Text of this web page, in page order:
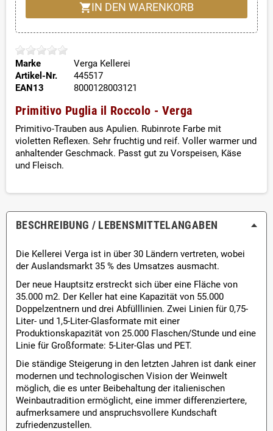
shopping_cart IN DEN WARENKORB
Marke
Verga Kellerei
Artikel-Nr.
445517
EAN13
8000128003121
Primitivo Puglia il Roccolo - Verga
Primitivo-Trauben aus Apulien. Rubinrote Farbe mit
violetten Reflexen. Sehr fruchtig und reif. Voller warmer und
anhaltender Geschmack. Passt gut zu Vorspeisen, Käse
und Fleisch.
BESCHREIBUNG / LEBENSMITTEL­ANGABEN
Die Kellerei Verga ist in über 30 Ländern vertreten, wobei
der Auslandsmarkt 35 % des Umsatzes ausmacht.
Der neue Hauptsitz erstreckt sich über eine Fläche von
35.000 m2. Der Keller hat eine Kapazität von 55.000
Doppelzentnern und drei Abfülllinien. Zwei Linien für 0,75-
Liter- und 1,5-Liter-Glasformate mit einer
Produktionskapazität von 25.000 Flaschen/Stunde und eine
Linie für Großformate: 5-Liter-Glas und PET.
Die ständige Steigerung in den letzten Jahren ist dank einer
modernen und technologischen Vision der Weinwelt
möglich, die es unter Beibehaltung der italienischen
Weinbautradition ermöglicht, eine immer differenziertere,
aufmerksamere und anspruchsvollere Kundschaft
zufriedenzustellen.